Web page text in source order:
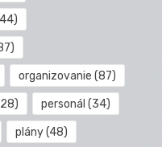
organizovanie (87)
personál (34)
plány(48)